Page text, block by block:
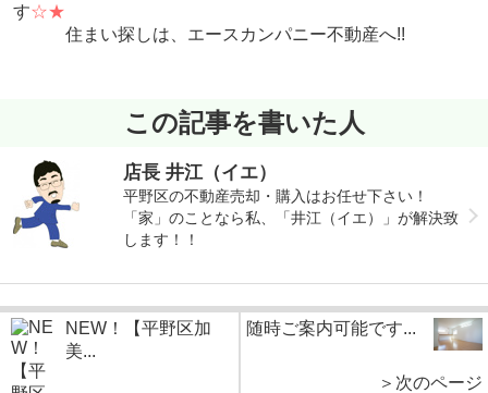
す☆★
住まい探しは、エースカンパニー不動産へ!!
この記事を書いた人
店長 井江（イエ）
平野区の不動産売却・購入はお任せ下さい！
「家」のことなら私、「井江（イエ）」が解決致
します！！
NEW！【平野区加
美...
随時ご案内可能です...
＞次のページ